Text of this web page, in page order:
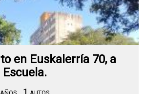
en Euskalerría 70, a
1